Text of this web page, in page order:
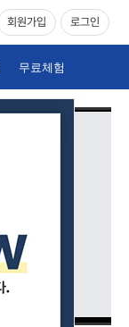
회원가입 로그인
무료체험